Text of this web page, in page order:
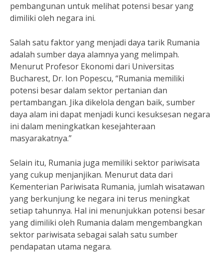
pembangunan untuk melihat potensi besar yang
dimiliki oleh negara ini.
Salah satu faktor yang menjadi daya tarik Rumania
adalah sumber daya alamnya yang melimpah.
Menurut Profesor Ekonomi dari Universitas
Bucharest, Dr. Ion Popescu, “Rumania memiliki
potensi besar dalam sektor pertanian dan
pertambangan. Jika dikelola dengan baik, sumber
daya alam ini dapat menjadi kunci kesuksesan negara
ini dalam meningkatkan kesejahteraan
masyarakatnya.”
Selain itu, Rumania juga memiliki sektor pariwisata
yang cukup menjanjikan. Menurut data dari
Kementerian Pariwisata Rumania, jumlah wisatawan
yang berkunjung ke negara ini terus meningkat
setiap tahunnya. Hal ini menunjukkan potensi besar
yang dimiliki oleh Rumania dalam mengembangkan
sektor pariwisata sebagai salah satu sumber
pendapatan utama negara.